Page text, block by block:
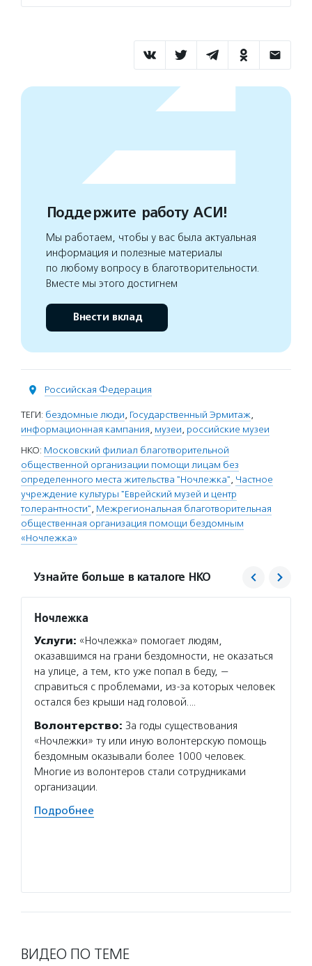
Поддержите работу АСИ!
Мы работаем, чтобы у вас была актуальная
информация и полезные материалы
по любому вопросу в благотворительности.
Вместе мы этого достигнем
Внести вклад
Российская Федерация
ТЕГИ: бездомные люди, Государственный Эрмитаж,
информационная кампания, музеи, российские музеи
НКО: Московский филиал благотворительной
общественной организации помощи лицам без
определенного места жительства "Ночлежка", Частное
учреждение культуры "Еврейский музей и центр
толерантности", Межрегиональная благотворительная
общественная организация помощи бездомным
«Ночлежка»
Узнайте больше в каталоге НКО
Ночлежка
Услуги: «Ночлежка» помогает людям,
оказавшимся на грани бездомности, не оказаться
на улице, а тем, кто уже попал в беду, —
справиться с проблемами, из-за которых человек
остался без крыши над головой.…
Волонтерство: За годы существования
«Ночлежки» ту или иную волонтерскую помощь
бездомным оказывали более 1000 человек.
Многие из волонтеров стали сотрудниками
организации.
Подробнее
ВИДЕО ПО ТЕМЕ